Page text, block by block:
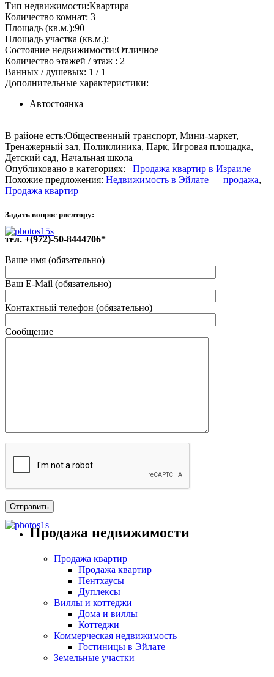
Тип недвижимости:Квартира
Количество комнат: 3
Площадь (кв.м.):90
Площадь участка (кв.м.):
Состояние недвижимости:Отличное
Количество этажей / этаж : 2
Ванных / душевых: 1 / 1
Дополнительные характеристики:
Автостоянка
В районе есть:Общественный транспорт, Мини-маркет,
Тренажерный зал, Поликлиника, Парк, Игровая площадка,
Детский сад, Начальная школа
Опубликовано в категориях: Продажа квартир в Израиле
Похожие предложения: Недвижимость в Эйлате — продажа,
Продажа квартир
Задать вопрос риелтору:
тел. +(972)-50-8444706*
Ваше имя (обязательно)
Ваш E-Mail (обязательно)
Контактный телефон (обязательно)
Сообщение
Продажа недвижимости
Продажа квартир
Продажа квартир
Пентхаусы
Дуплексы
Виллы и коттеджи
Дома и виллы
Коттеджи
Коммерческая недвижимость
Гостиницы в Эйлате
Земельные участки